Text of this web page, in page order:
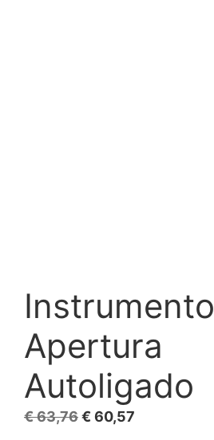
Instrumento
Apertura
Autoligado
€63,76El
€ 60,57